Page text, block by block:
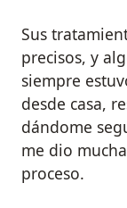
Sus
precisos, y
siempre
desde casa,
dándome
me dio
proceso.